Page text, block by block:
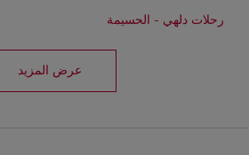
رحلات دلهي - الحسيمة
عرض المزيد